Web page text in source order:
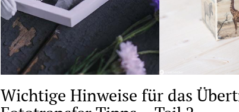
Wichtige Hinweise für das